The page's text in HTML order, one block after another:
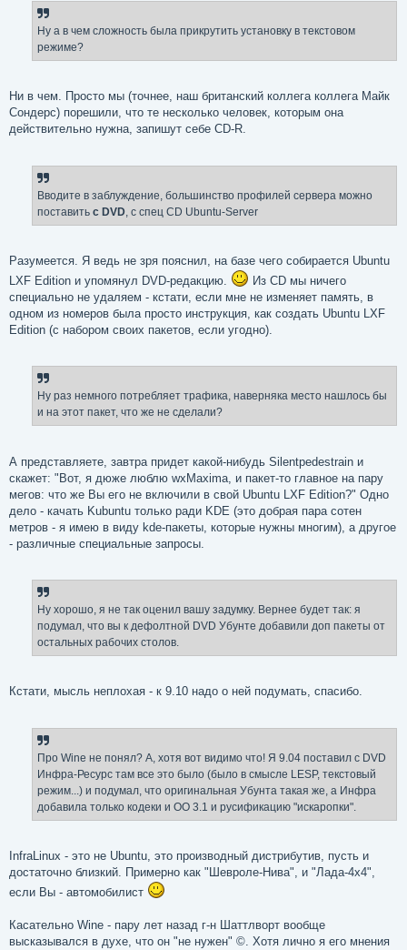
Ну а в чем сложность была прикрутить установку в текстовом
режиме?
Ни в чем. Просто мы (точнее, наш британский коллега коллега Майк
Сондерс) порешили, что те несколько человек, которым она
действительно нужна, запишут себе CD-R.
Вводите в заблуждение, большинство профилей сервера можно
поставить с DVD , с спец CD Ubuntu-Server
Разумеется. Я ведь не зря пояснил, на базе чего собирается Ubuntu
LXF Edition и упомянул DVD-редакцию.
Из CD мы ничего
специально не удаляем - кстати, если мне не изменяет память, в
одном из номеров была просто инструкция, как создать Ubuntu LXF
Edition (с набором своих пакетов, если угодно).
Ну раз немного потребляет трафика, наверняка место нашлось бы
и на этот пакет, что же не сделали?
А представляете, завтра придет какой-нибудь Silentpedestrain и
скажет: "Вот, я дюже люблю wxMaxima, и пакет-то главное на пару
мегов: что же Вы его не включили в свой Ubuntu LXF Edition?" Одно
дело - качать Kubuntu только ради KDE (это добрая пара сотен
метров - я имею в виду kde-пакеты, которые нужны многим), а другое
- различные специальные запросы.
Ну хорошо, я не так оценил вашу задумку. Вернее будет так: я
подумал, что вы к дефолтной DVD Убунте добавили доп пакеты от
остальных рабочих столов.
Кстати, мысль неплохая - к 9.10 надо о ней подумать, спасибо.
Про Wine не понял? А, хотя вот видимо что! Я 9.04 поставил с DVD
Инфра-Ресурс там все это было (было в смысле LЕSP, текстовый
режим...) и подумал, что оригинальная Убунта такая же, а Инфра
добавила только кодеки и OO 3.1 и русификацию "искаропки".
InfraLinux - это не Ubuntu, это производный дистрибутив, пусть и
достаточно близкий. Примерно как "Шевроле-Нива", и "Лада-4x4",
если Вы - автомобилист
Касательно Wine - пару лет назад г-н Шаттлворт вообще
высказывался в духе, что он "не нужен" ©. Хотя лично я его мнения